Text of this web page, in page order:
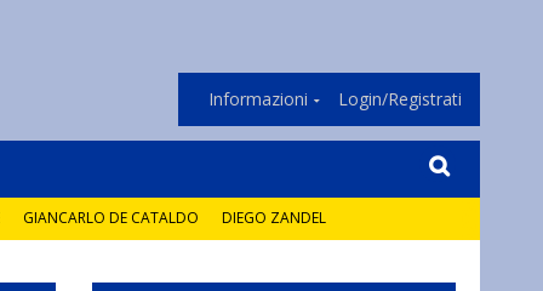
Informazioni Login/Registrati
GIANCARLO DE CATALDO DIEGO ZANDEL